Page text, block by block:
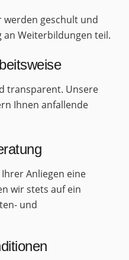
werden geschult und
an Weiterbildungen teil.
transparent. Unsere
Ihnen anfallende
Anliegen eine
wir stets auf ein
und